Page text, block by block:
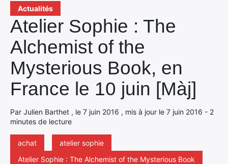
Actualités
Atelier Sophie : The
Alchemist of the
Mysterious Book, en
France le 10 juin [Màj]
Par Julien Barthet , le 7 juin 2016 , mis à jour le 7 juin 2016 - 2
minutes de lecture
achat
atelier sophie
Atelier Sophie : The Alchemist of the Mysterious Book